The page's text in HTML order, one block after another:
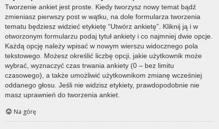
Tworzenie ankiet jest proste. Kiedy tworzysz nowy temat bądź
zmieniasz pierwszy post w wątku, na dole formularza tworzenia
tematu będziesz widzieć etykietę “Utwórz ankietę”. Kliknij ją i w
otworzonym formularzu podaj tytuł ankiety i co najmniej dwie opcje.
Każdą opcję należy wpisać w nowym wierszu widocznego pola
tekstowego. Możesz określić liczbę opcji, jakie użytkownik może
wybrać, wyznaczyć czas trwania ankiety (0 – bez limitu
czasowego), a także umożliwić użytkownikom zmianę wcześniej
oddanego głosu. Jeśli nie widzisz etykiety, prawdopodobnie nie
masz uprawnień do tworzenia ankiet.
Na górę